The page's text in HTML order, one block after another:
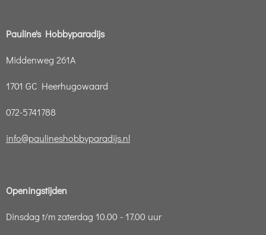
Pauline's Hobbyparadijs
Middenweg 261A
1701 GC Heerhugowaard
072-5741788
info@paulineshobbyparadijs.nl
Openingstijden
Dinsdag t/m zaterdag 10.00 - 17.00 uur